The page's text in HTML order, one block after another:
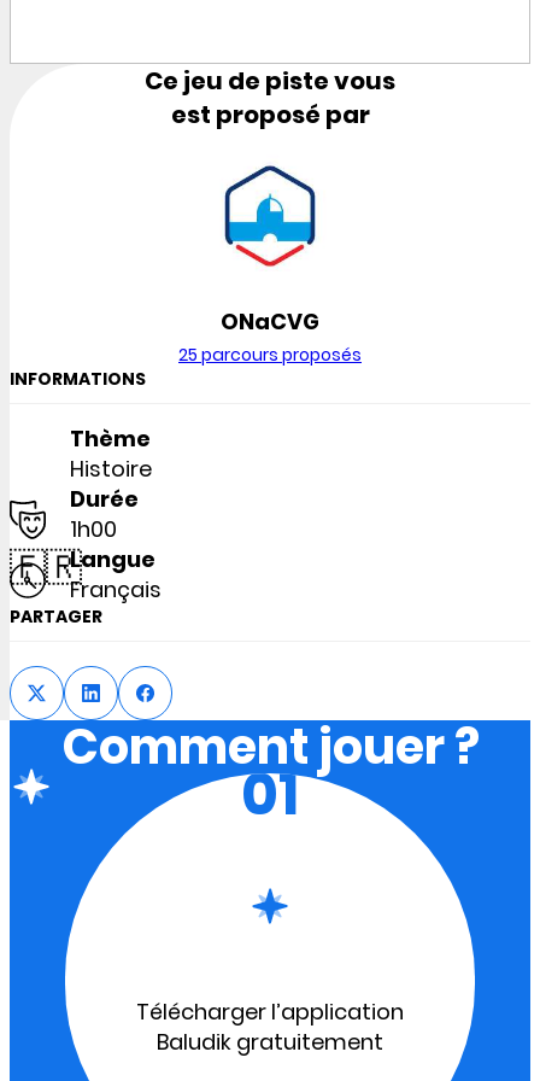
Ce jeu de piste vous
est proposé par
ONaCVG
25 parcours proposés
INFORMATIONS
Thème
Histoire
Durée
1h00
🇫🇷Langue
Français
PARTAGER
Comment jouer ?
01
Télécharger l’application
Baludik gratuitement